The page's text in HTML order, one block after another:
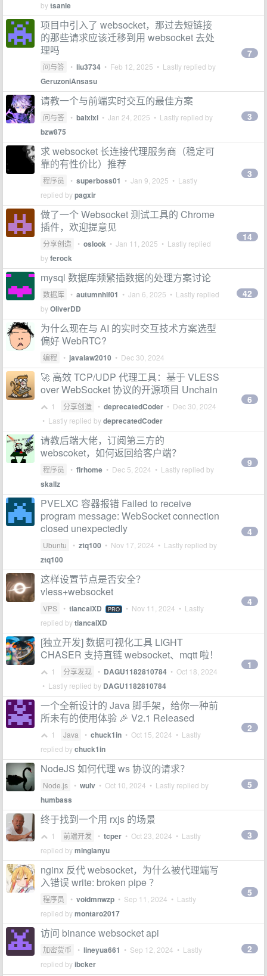
bytsanie
项目中引入了 websocket，那过去短链接
的那些请求应该迁移到用 websocket 去处
理吗
问与答 • liu3734 • Feb 12, 2025 • Lastly replied by
GeruzoniAnsasu
7
请教一个与前端实时交互的最佳方案
问与答 • baixixi • Jan 24, 2025 • Lastly replied by
bzw875
3
求 websocket 长连接代理服务商（稳定可
靠的有性价比）推荐
程序员 • superboss01 • Jan 9, 2025 • Lastly
replied bypagxir
3
做了一个 Websocket 测试工具的 Chrome
插件，欢迎提意见
分享创造 • oslook • Jan 11, 2025 • Lastly replied
byferock
14
mysql 数据库频繁插数据的处理方案讨论
数据库 • autumnhlf01 • Jan 6, 2025 • Lastly replied
byOliverDD
42
为什么现在与 AI 的实时交互技术方案选型
偏好 WebRTC?
编程 • javalaw2010 • Dec 30, 2024
🚀 高效 TCP/UDP 代理工具：基于 VLESS
over WebSocket 协议的开源项目 Unchain
1 分享创造 • deprecatedCoder • Dec 30, 2024
• Lastly replied bydeprecatedCoder
6
请教后端大佬，订阅第三方的
webscoket，如何返回给客户端？
程序员 • firhome • Dec 5, 2024 • Lastly replied by
skallz
9
PVELXC 容器报错 Failed to receive
program message: WebSocket connection
closed unexpectedly
Ubuntu • ztq100 • Nov 17, 2024 • Lastly replied by
ztq100
4
这样设置节点是否安全？
vless+websocket
VPS • tiancaiXD PRO • Nov 11, 2024 • Lastly
replied bytiancaiXD
4
[独立开发] 数据可视化工具 LIGHT
CHASER 支持直链 websocket、mqtt 啦！
1 分享发现 • DAGU1182810784 • Oct 18, 2024
• Lastly replied by DAGU1182810784
1
一个全新设计的 Java 脚手架，给你一种前
所未有的使用体验 🎉 V2.1 Released
1 Java • chuck1in • Oct 15, 2024 • Lastly
replied bychuck1in
2
NodeJS 如何代理 ws 协议的请求？
Node.js • wulv • Oct 10, 2024 • Lastly replied by
humbass
5
终于找到一个用 rxjs 的场景
1 前端开发 • tcper • Oct 23, 2024 • Lastly
replied byminglanyu
3
nginx 反代 websocket，为什么被代理端写
入错误 write: broken pipe ？
程序员 • voidmnwzp • Sep 11, 2024 • Lastly
replied bymontaro2017
5
访问 binance websocket api
加密货币 • lineyua661 • Sep 12, 2024 • Lastly
replied byibcker
2